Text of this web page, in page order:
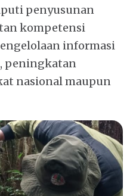
penyusunan
kompetensi
informasi
peningkatan
nasional maupun